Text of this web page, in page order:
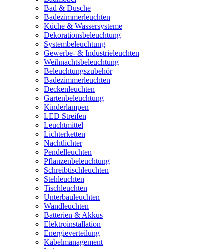
Bad & Dusche
Badezimmerleuchten
Küche & Wassersysteme
Dekorationsbeleuchtung
Systembeleuchtung
Gewerbe- & Industrieleuchten
Weihnachtsbeleuchtung
Beleuchtungszubehör
Badezimmerleuchten
Deckenleuchten
Gartenbeleuchtung
Kinderlampen
LED Streifen
Leuchtmittel
Lichterketten
Nachtlichter
Pendelleuchten
Pflanzenbeleuchtung
Schreibtischleuchten
Stehleuchten
Tischleuchten
Unterbauleuchten
Wandleuchten
Batterien & Akkus
Elektroinstallation
Energieverteilung
Kabelmanagement